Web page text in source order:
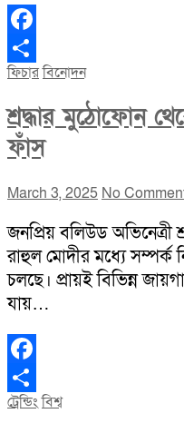
Facebook
Share
ফিচারবিনোদন
শ্রদ্ধার মুঠোফোন
ফাঁস
March 3, 2025 No
জনপ্রিয় বলিউড অভিনেত্রী
রাহুল মোদীর মধ্যে সম্পর্ক
চলছে। প্রায়ই বিভিন্ন
যায়…
Facebook
Share
ট্রেন্ডিংবিশ্ব